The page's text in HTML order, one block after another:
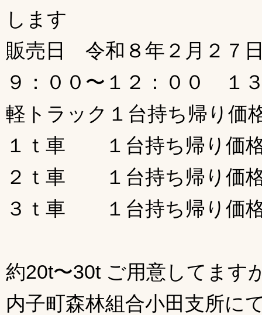
します
販売日 令和８年２月２７
９：００〜１２：００ １
軽トラック１台持ち帰り価
１ｔ車 １台持ち帰り価格
２ｔ車 １台持ち帰り価格
３ｔ車 １台持ち帰り価格
約20t〜30t ご用意してます
内子町森林組合小田支所に